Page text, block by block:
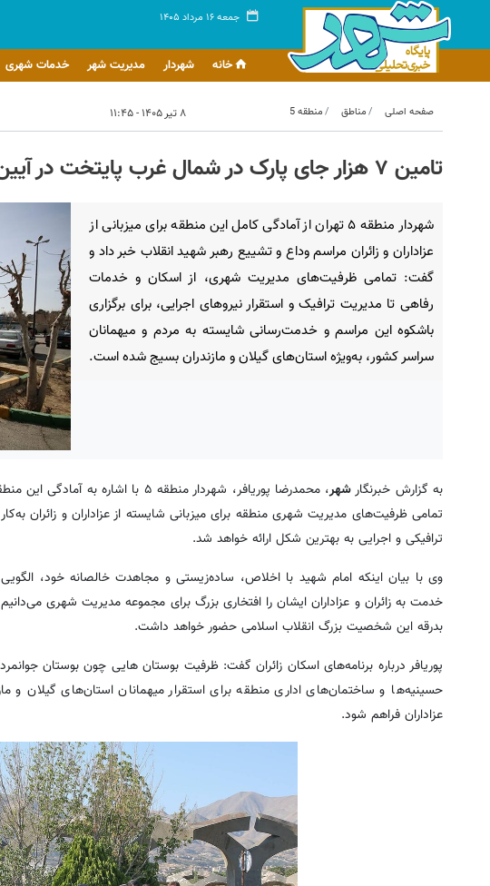
جمعه ۱۶ مرداد ۱۴۰۵
خانه شهردار مدیریت شهر خدمات شهری
صفحه اصلی مناطق منطقه 5 ۸ تیر ۱۴۰۵ - ۱۱:۴۵
تامین ۷ هزار جای پارک در شمال غرب پایتخت در آیین وداع و تشییع رهبر شهید
شهردار منطقه ۵ تهران از آمادگی کامل این منطقه برای میزبانی از
عزاداران و زائران مراسم وداع و تشییع رهبر شهید انقلاب خبر داد و
گفت: تمامی ظرفیت‌های مدیریت شهری، از اسکان و خدمات
رفاهی تا مدیریت ترافیک و استقرار نیروهای اجرایی، برای برگزاری
باشکوه این مراسم و خدمت‌رسانی شایسته به مردم و میهمانان
سراسر کشور، به‌ویژه استان‌های گیلان و مازندران بسیج شده است.
شهر
، محمدرضا پوریافر، شهردار منطقه ۵
تمامی ظرفیت‌های مدیریت شهری منطقه برای میزبانی شایسته از عزاداران و زائران
ترافیکی و اجرایی به بهترین شکل ارائه خواهد شد.‎
وی با بیان اینکه امام شهید با اخلاص، ساده‌زیستی و مجاهدت خالصانه خود،
بدرقه این شخصیت بزرگ انقلاب اسلامی حضور خواهد داشت.‎
پوریافر درباره برنامه‌های اسکان زائران گفت: ظرفیت بوستان هایی چون بوستان
حسینیه‌ها و ساختمان‌های اداری منطقه برای استقرار میهمانان استان‌های گیلان
عزاداران فراهم شود.‎